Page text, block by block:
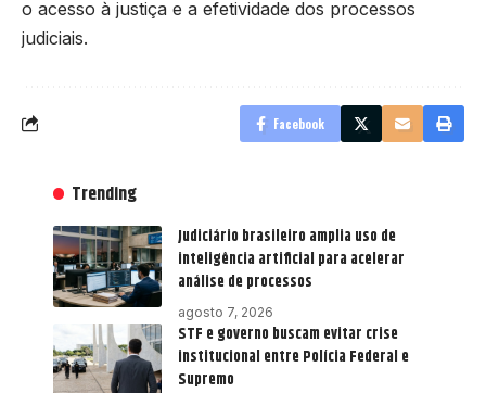
o acesso à justiça e a efetividade dos processos
judiciais.
Facebook
Trending
Judiciário brasileiro amplia uso de
inteligência artificial para acelerar
análise de processos
agosto 7, 2026
STF e governo buscam evitar crise
institucional entre Polícia Federal e
Supremo